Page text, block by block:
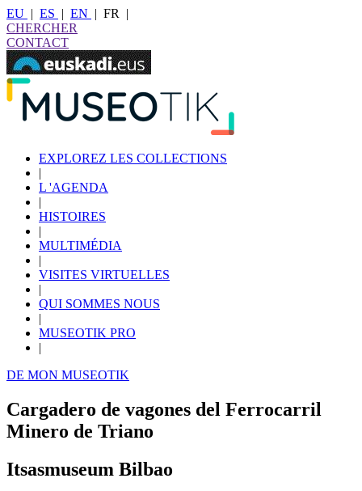
EU | ES | EN | FR
|
CHERCHER
CONTACT
EXPLOREZ LES COLLECTIONS
|
L 'AGENDA
|
HISTOIRES
|
MULTIMÉDIA
|
VISITES VIRTUELLES
|
QUI SOMMES NOUS
|
MUSEOTIK PRO
|
DE MON MUSEOTIK
Cargadero de vagones del Ferrocarril
Minero de Triano
Itsasmuseum Bilbao